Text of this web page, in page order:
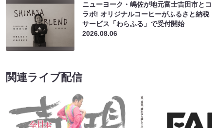
ニューヨーク・嶋佐が地元富士吉田市とコ
ラボ! オリジナルコーヒーがふるさと納税
サービス「わらふる」で受付開始
2026.08.06
関連ライブ配信